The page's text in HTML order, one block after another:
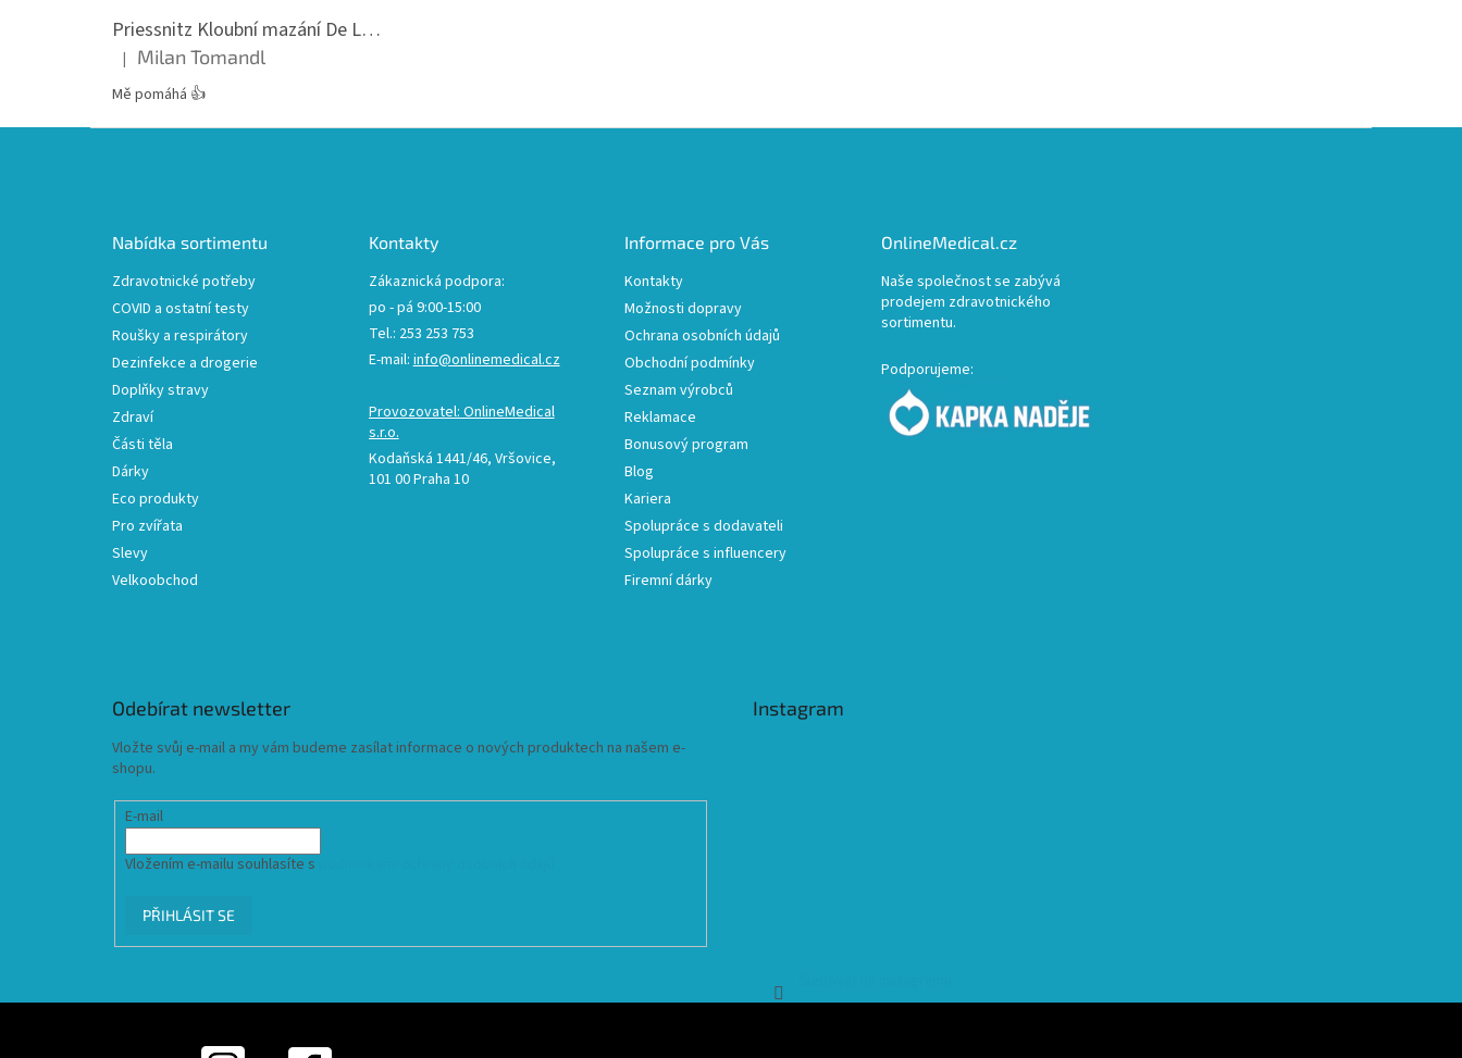
Priessnitz Kloubní mazání De Luxe, 200ml
Hodnocení produktu je 5 z 5 hvězdiček.
| Milan Tomandl
Mě pomáhá 👍
Nabídka sortimentu
Zdravotnické potřeby
COVID a ostatní testy
Roušky a respirátory
Dezinfekce a drogerie
Doplňky stravy
Zdraví
Části těla
Dárky
Eco produkty
Pro zvířata
Slevy
Velkoobchod
Kontakty
Zákaznická podpora:
po - pá 9:00-15:00
Tel.: 253 253 753
E-mail: info@onlinemedical.cz
Provozovatel: OnlineMedical
s.r.o.
Kodaňská 1441/46, Vršovice,
101 00 Praha 10
Informace pro Vás
Kontakty
Možnosti dopravy
Ochrana osobních údajů
Obchodní podmínky
Seznam výrobců
Reklamace
Bonusový program
Blog
Kariera
Spolupráce s dodavateli
Spolupráce s influencery
Firemní dárky
OnlineMedical.cz
Naše společnost se zabývá
prodejem zdravotnického
sortimentu.
Podporujeme:
Odebírat newsletter
Vložte svůj e-mail a my vám budeme zasílat informace o nových produktech na našem e-
shopu.
E-mail
Vložením e-mailu souhlasíte s
PŘIHLÁSIT SE
Instagram